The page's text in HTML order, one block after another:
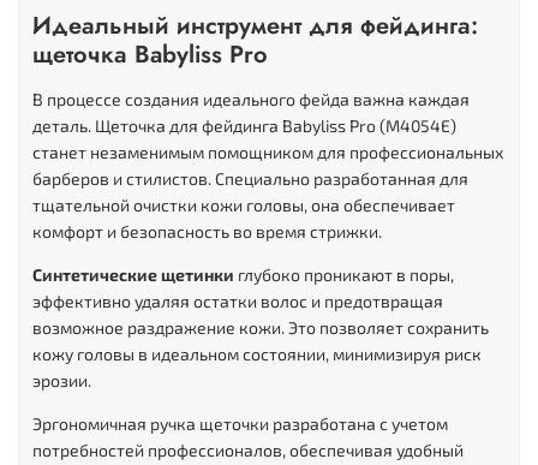
Идеальный инструмент для фейдинга:
щеточка Babyliss Pro
В процессе создания идеального фейда важна каждая
деталь. Щеточка для фейдинга Babyliss Pro (M4054E)
станет незаменимым помощником для профессиональных
барберов и стилистов. Специально разработанная для
тщательной очистки кожи головы, она обеспечивает
комфорт и безопасность во время стрижки.
Синтетические щетинки глубоко проникают в поры,
эффективно удаляя остатки волос и предотвращая
возможное раздражение кожи. Это позволяет сохранить
кожу головы в идеальном состоянии, минимизируя риск
эрозии.
Эргономичная ручка щеточки разработана с учетом
потребностей профессионалов, обеспечивая удобный